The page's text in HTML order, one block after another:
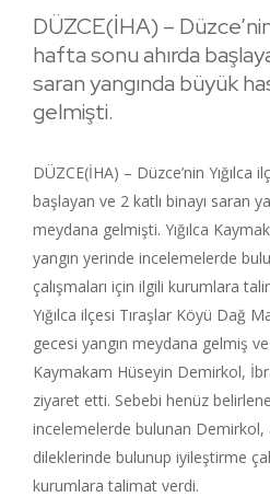
DÜZCE(İHA) –
hafta sonu ahırda
saran yangında büyük
gelmişti.
DÜZCE(İHA) – Düzce’nin Yığılca
başlayan ve 2 katlı binayı saran
meydana gelmişti. Yığılca
yangın yerinde incelemelerde
çalışmaları için ilgili kurumlara
Yığılca ilçesi Tıraşlar Köyü Dağ
gecesi yangın meydana gelmiş ve
Kaymakam Hüseyin Demirkol,
ziyaret etti. Sebebi henüz
incelemelerde bulunan Demirkol,
dileklerinde bulunup iyileştirme
kurumlara talimat verdi.